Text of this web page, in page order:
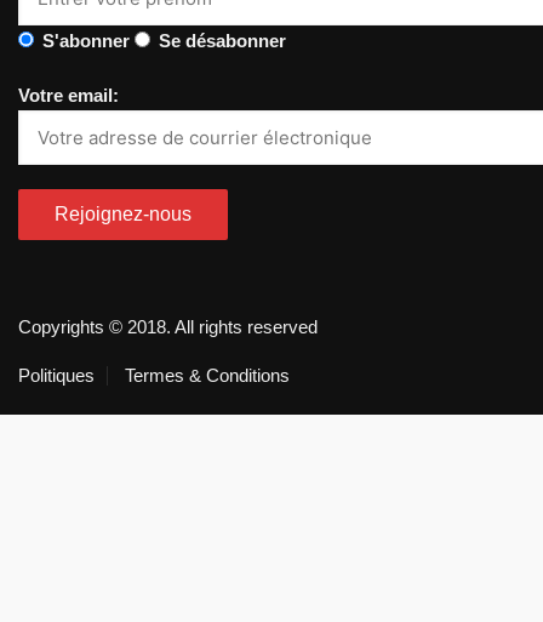
S'abonner Se désabonner
Votre email:
Copyrights © 2018. All rights reserved
Politiques Termes & Conditions